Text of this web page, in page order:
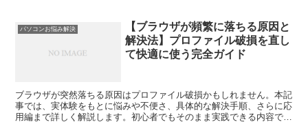
パソコンお悩み解決
【ブラウザが頻繁に落ちる原因と
解決法】プロファイル破損を直し
て快適に使う完全ガイド
ブラウザが突然落ちる原因はプロファイル破損かもしれません。本記
事では、実体験をもとに悩みや不便さ、具体的な解決手順、さらに応
用編まで詳しく解説します。初心者でもそのまま実践できる内容で